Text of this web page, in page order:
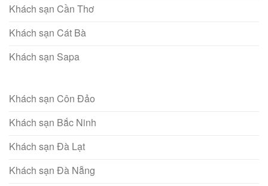
Khách sạn Cần Thơ
Khách sạn Cát Bà
Khách sạn Sapa
Khách sạn Côn Đảo
Khách sạn Bắc Ninh
Khách sạn Đà Lạt
Khách sạn Đà Nẵng